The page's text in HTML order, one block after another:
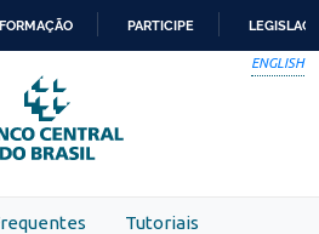
PARA
O
CONTEÚDO
PARTICIPE
ENGLISH
Tutoriais